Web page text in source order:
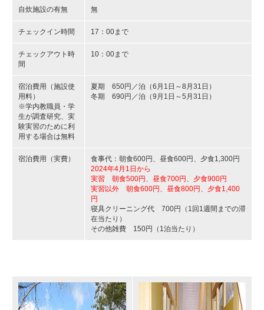
自炊施設の有無 無
チェックイン時間 17：00まで
チェックアウト時
間
10：00まで
宿泊費用（施設使
用料）
※学内教職員・学
生が調査研究、実
験実習のために利
用する場合は無料
夏期 650円／泊（6月1日～8月31日）
冬期 690円／泊（9月1日～5月31日）
宿泊費用（実費）
食事代：朝食600円、昼食600円、夕食1,300円
2024年4月1日から
実習 朝食500円、昼食700円、夕食900円
実習以外 朝食600円、昼食800円、夕食1,400
円
寝具クリーニング代 700円（1回1週間までの滞
在当たり）
その他雑費 150円（1泊当たり）